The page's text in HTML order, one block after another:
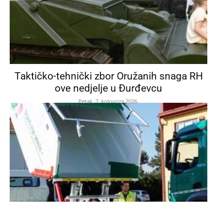
Taktičko-tehnički zbor Oružanih snaga RH
ove nedjelje u Đurđevcu
Petak, 7. kolovoza 2026.